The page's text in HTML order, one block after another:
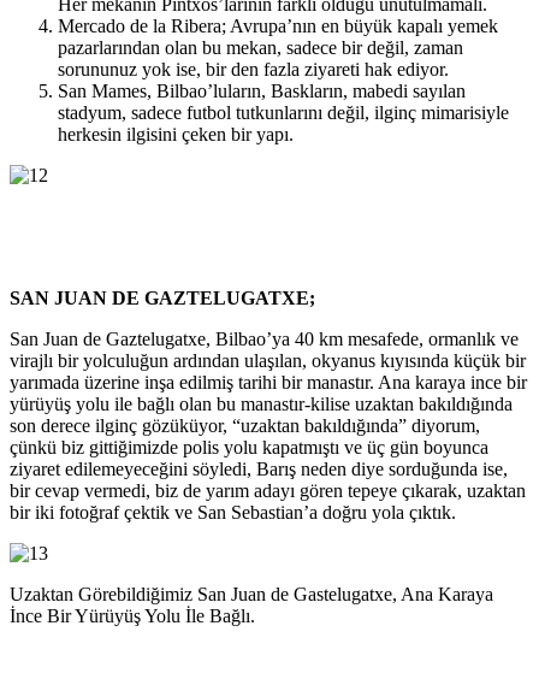
Mercado de la Ribera; Avrupa’nın en büyük kapalı yemek
pazarlarından olan bu mekan, sadece bir değil, zaman
sorununuz yok ise, bir den fazla ziyareti hak ediyor.
San Mames, Bilbao’luların, Baskların, mabedi sayılan
stadyum, sadece futbol tutkunlarını değil, ilginç mimarisiyle
herkesin ilgisini çeken bir yapı.
SAN JUAN DE GAZTELUGATXE;
San Juan de Gaztelugatxe, Bilbao’ya 40 km mesafede, ormanlık ve
virajlı bir yolculuğun ardından ulaşılan, okyanus kıyısında küçük bir
yarımada üzerine inşa edilmiş tarihi bir manastır. Ana karaya ince bir
yürüyüş yolu ile bağlı olan bu manastır-kilise uzaktan bakıldığında
son derece ilginç gözüküyor, “uzaktan bakıldığında” diyorum,
çünkü biz gittiğimizde polis yolu kapatmıştı ve üç gün boyunca
ziyaret edilemeyeceğini söyledi, Barış neden diye sorduğunda ise,
bir cevap vermedi, biz de yarım adayı gören tepeye çıkarak, uzaktan
bir iki fotoğraf çektik ve San Sebastian’a doğru yola çıktık.
Uzaktan Görebildiğimiz San Juan de Gastelugatxe, Ana Karaya
İnce Bir Yürüyüş Yolu İle Bağlı.